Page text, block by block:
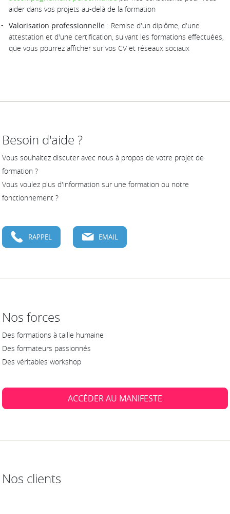
aider dans vos projets au-delà de la formation
Valorisation professionnelle : Remise d'un diplôme, d'une
attestation et d'une certification, suivant les formations effectuées,
que vous pourrez afficher sur vos CV et réseaux sociaux
Besoin d'aide ?
Vous souhaitez discuter avec nous à propos de votre projet de
formation ?
Vous voulez plus d'information sur une formation ou notre
fonctionnement ?
RAPPEL EMAIL
Nos forces
Des formations à taille humaine
Des formateurs passionnés
Des véritables workshop
ACCÉDER AU MANIFESTE
Nos clients